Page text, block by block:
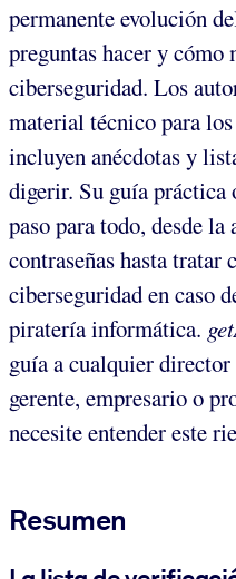
permanente evolución
preguntas hacer y cómo
ciberseguridad. Los
material técnico para
incluyen anécdotas y
digerir. Su guía práctica
paso para todo, desde
contraseñas hasta tratar
ciberseguridad en caso
piratería informática.
guía a cualquier
gerente, empresario o
necesite entender este
Resumen